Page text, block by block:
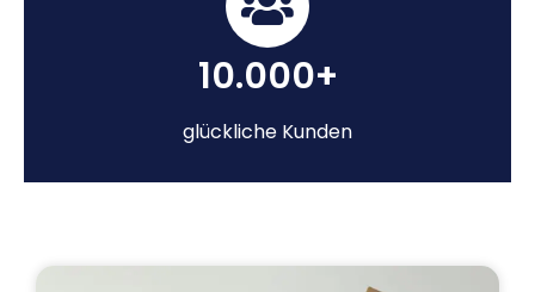
10.000+
glückliche Kunden